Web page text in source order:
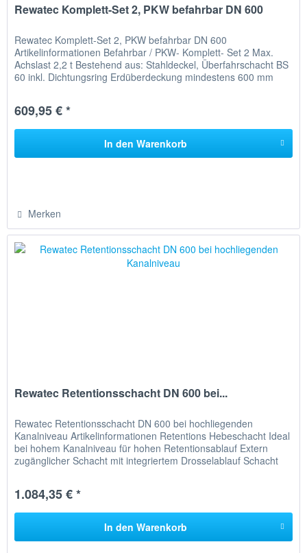
Rewatec Komplett-Set 2, PKW befahrbar DN 600
Rewatec Komplett-Set 2, PKW befahrbar DN 600
Artikelinformationen Befahrbar / PKW- Komplett- Set 2 Max.
Achslast 2,2 t Bestehend aus: Stahldeckel, Überfahrschacht BS
60 inkl. Dichtungsring Erdüberdeckung mindestens 600 mm
609,95 € *
In den Warenkorb
Merken
Rewatec Retentionsschacht DN 600 bei...
Rewatec Retentionsschacht DN 600 bei hochliegenden
Kanalniveau Artikelinformationen Retentions Hebeschacht Ideal
bei hohem Kanalniveau für hohen Retentionsablauf Extern
zugänglicher Schacht mit integriertem Drosselablauf Schacht
1.084,35 € *
In den Warenkorb